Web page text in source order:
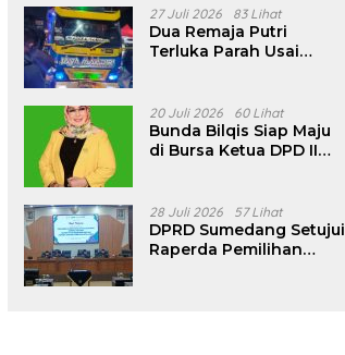
Pencalonan Diperjelas
27 Juli 2026 83 Lihat
Dua Remaja Putri
Terluka Parah Usai
Tanjungsari Sumedang
20 Juli 2026 60 Lihat
Bunda Bilqis Siap Maju
di Bursa Ketua DPD II
28 Juli 2026 57 Lihat
DPRD Sumedang Setujui
Raperda Pemilihan